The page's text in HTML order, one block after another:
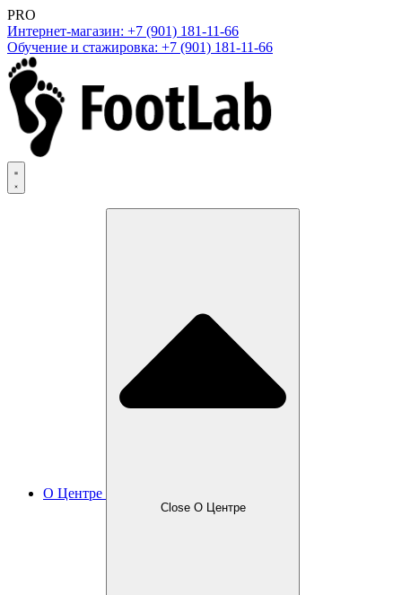
PRO
Интернет-магазин: +7 (901) 181-11-66
Обучение и стажировка: +7 (901) 181-11-66
О Центре
Close О Центре